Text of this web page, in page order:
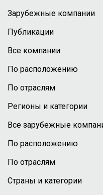
Зарубежные компании
Публикации
Все компании
По расположению
По отраслям
Регионы и категории
Все зарубежные
По расположению
По отраслям
Страны и категории